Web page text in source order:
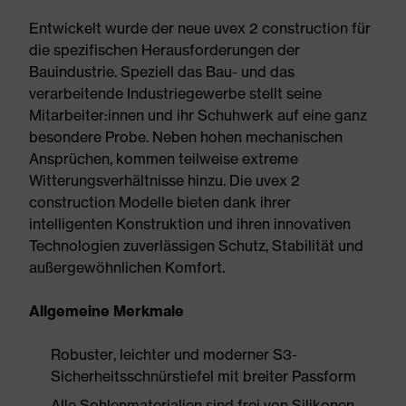
Entwickelt wurde der neue uvex 2 construction für
die spezifischen Herausforderungen der
Bauindustrie. Speziell das Bau- und das
verarbeitende Industriegewerbe stellt seine
Mitarbeiter:innen und ihr Schuhwerk auf eine ganz
besondere Probe. Neben hohen mechanischen
Ansprüchen, kommen teilweise extreme
Witterungsverhältnisse hinzu. Die uvex 2
construction Modelle bieten dank ihrer
intelligenten Konstruktion und ihren innovativen
Technologien zuverlässigen Schutz, Stabilität und
außergewöhnlichen Komfort.
Allgemeine Merkmale
Robuster, leichter und moderner S3-
Sicherheitsschnürstiefel mit breiter Passform